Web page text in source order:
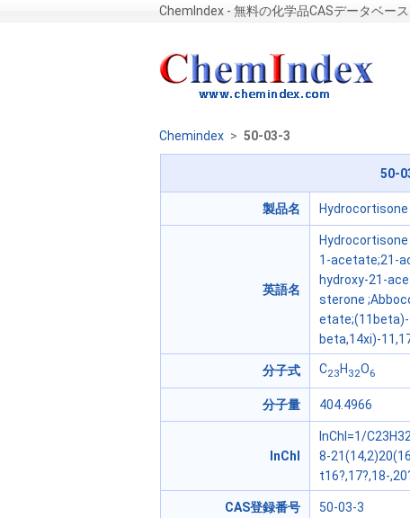
ChemIndex - 無料の化学品CASデータベース
Chemindex > 50-03-3
50-
製品名
英語名
1-acetate;21-
hydroxy-21-
sterone
etate;(11beta)-
beta,14xi)-
分子式 C23 H 32O6
分子量 404.4966
InChI
InChI=1/
8-
t16?,17?,18-
CAS登録番号 50-03-3